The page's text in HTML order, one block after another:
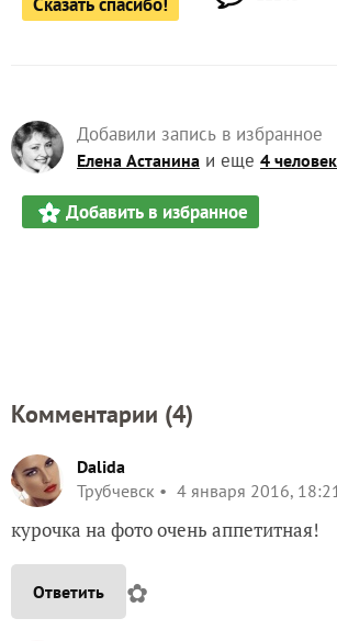
Добавили запись в избранное
Елена Астанина и еще 4
Добавить в избранное
Комментарии (4)
Dalida
Трубчевск
4 января 2016,
курочка на фото очень аппетитная!
Ответить ✿